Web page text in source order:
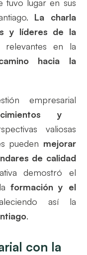
tuvo lugar en sus
La charla
y líderes de la
relevantes en la
hacia la
empresarial
y
valiosas
pueden mejorar
de calidad
demostró el
formación y el
así la
.
con la